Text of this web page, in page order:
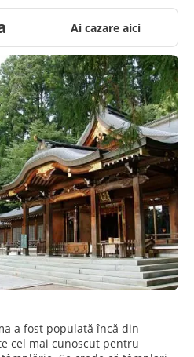
Ai cazare aici
a fost populată încă din
cel mai cunoscut pentru